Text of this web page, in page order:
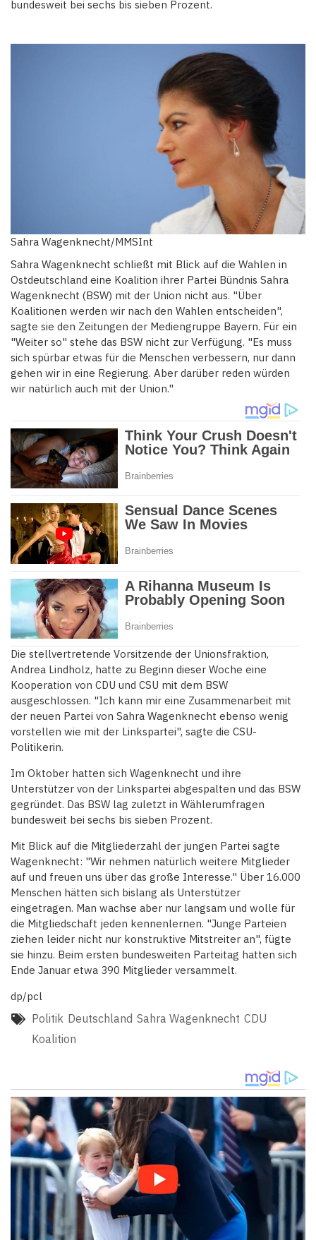
bundesweit bei sechs bis sieben Prozent.
Sahra Wagenknecht/MMSInt
Sahra Wagenknecht schließt mit Blick auf die Wahlen in
Ostdeutschland eine Koalition ihrer Partei Bündnis Sahra
Wagenknecht (BSW) mit der Union nicht aus. "Über
Koalitionen werden wir nach den Wahlen entscheiden",
sagte sie den Zeitungen der Mediengruppe Bayern. Für ein
"Weiter so" stehe das BSW nicht zur Verfügung. "Es muss
sich spürbar etwas für die Menschen verbessern, nur dann
gehen wir in eine Regierung. Aber darüber reden würden
wir natürlich auch mit der Union."
Die stellvertretende Vorsitzende der Unionsfraktion,
Andrea Lindholz, hatte zu Beginn dieser Woche eine
Kooperation von CDU und CSU mit dem BSW
ausgeschlossen. "Ich kann mir eine Zusammenarbeit mit
der neuen Partei von Sahra Wagenknecht ebenso wenig
vorstellen wie mit der Linkspartei", sagte die CSU-
Politikerin.
Im Oktober hatten sich Wagenknecht und ihre
Unterstützer von der Linkspartei abgespalten und das BSW
gegründet. Das BSW lag zuletzt in Wählerumfragen
bundesweit bei sechs bis sieben Prozent.
Mit Blick auf die Mitgliederzahl der jungen Partei sagte
Wagenknecht: "Wir nehmen natürlich weitere Mitglieder
auf und freuen uns über das große Interesse." Über 16.000
Menschen hätten sich bislang als Unterstützer
eingetragen. Man wachse aber nur langsam und wolle für
die Mitgliedschaft jeden kennenlernen. "Junge Parteien
ziehen leider nicht nur konstruktive Mitstreiter an", fügte
sie hinzu. Beim ersten bundesweiten Parteitag hatten sich
Ende Januar etwa 390 Mitglieder versammelt.
dp/pcl
Politik Deutschland Sahra Wagenknecht CDU
Koalition